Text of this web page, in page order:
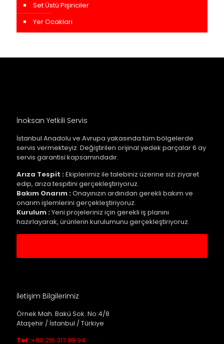
Set Üstü Pişiriciler
Yer Ocakları
İnoksan Yetkili Servis
İstanbul Anadolu ve Avrupa yakasında tüm bölgelerde
servis vermekteyiz. Değiştirilen orijinal yedek parçalar 6 ay
servis garantisi kapsamındadır.
Arıza Tespit :Ekiplerimiz ile talebiniz üzerine sizi ziyaret
edip, arıza tespitini gerçekleştiriyoruz.
Bakım Onarım :Onayınızın ardından gerekli bakım ve
onarım işlemlerini gerçekleştiriyoruz.
Kurulum :Yeni projeleriniz için gerekli iş planını
hazırlayarak, ürünlerin kurulumunu gerçekleştiriyoruz.
İletişim Bilgilerimiz
Örnek Mah. Bakü Sok. No:4/8
Ataşehir / İstanbul / Türkiye
Tel :+90 216 317 99 94